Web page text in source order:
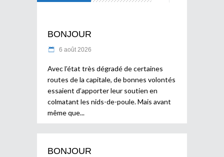
BONJOUR
6 août 2026
Avec l’état très dégradé de certaines
routes de la capitale, de bonnes volontés
essaient d’apporter leur soutien en
colmatant les nids-de-poule. Mais avant
même que
BONJOUR